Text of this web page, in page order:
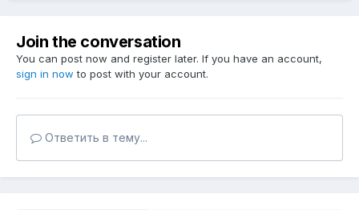
Join the conversation
You can post now and register later. If you have an account,
sign in now to post with your account.
Ответить в тему...